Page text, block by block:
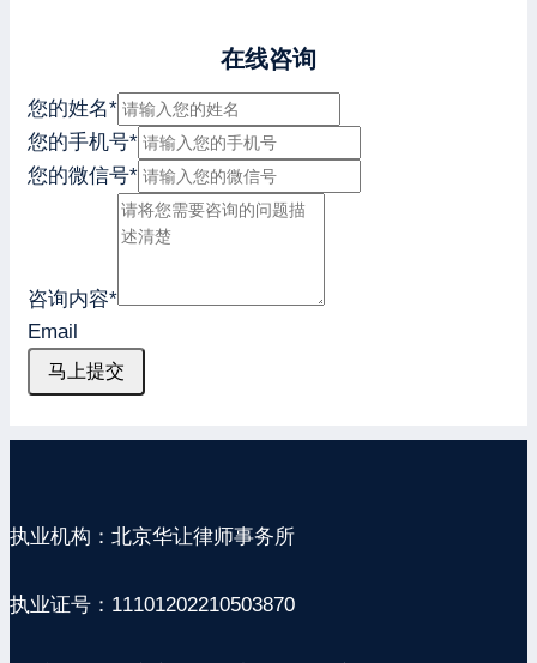
在线咨询
您的姓名*
您的手机号*
您的微信号*
咨询内容*
Email
马上提交
执业机构：北京华让律师事务所
执业证号：11101202210503870